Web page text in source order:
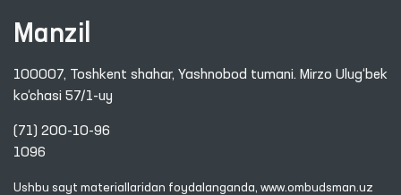
Manzil
100007, Toshkent shahar, Yashnobod tumani. Mirzo Ulug‘bek
ko‘chasi 57/1-uy
(71) 200-10-96
1096
Ushbu sayt materiallaridan foydalanganda, www.ombudsman.uz